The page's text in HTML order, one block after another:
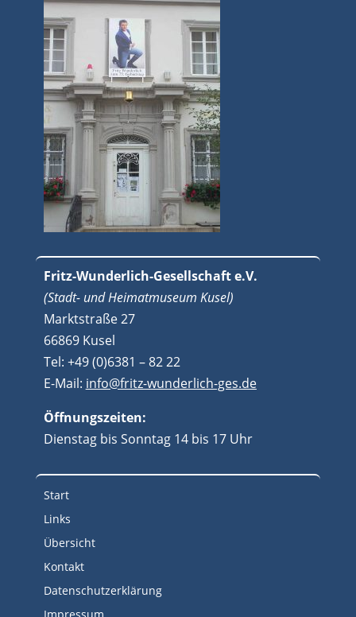
Fritz-Wunderlich-Gesellschaft e.V.
(Stadt- und Heimatmuseum Kusel)
Marktstraße 27
66869 Kusel
Tel: +49 (0)6381 – 82 22
E-Mail: info@fritz-wunderlich-ges.de
Öffnungszeiten:
Dienstag bis Sonntag 14 bis 17 Uhr
Start
Links
Übersicht
Kontakt
Datenschutzerklärung